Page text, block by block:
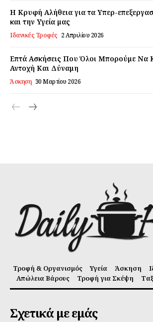
Επικοινωνία
Η Κρυφή Αλήθεια για τα Υπερ-
και την Υγεία μας
Ιδανικές Τροφές 2 Απριλίου 2026
Επτά Ασκήσεις Που Όλοι Μπορούμε Να
Αντοχή Και Δύναμη
Άσκηση 30 Μαρτίου 2026
Τροφή & Οργανισμός Υγεία Άσκηση
Απώλεια Βάρους
Τροφή για Σκέψη
Σχετικά με εμάς